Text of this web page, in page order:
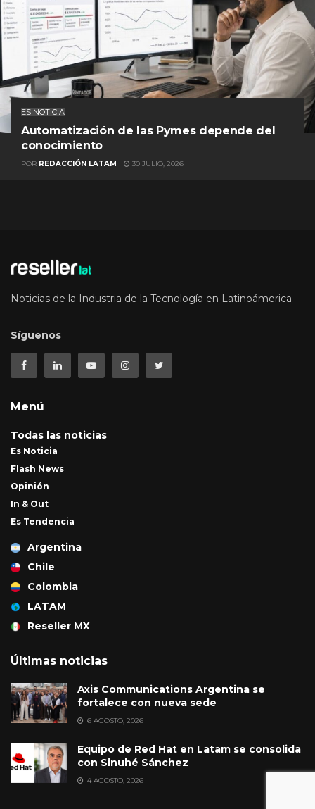
ES NOTICIA
Automatización de las Pymes depende del
conocimiento
POR REDACCIÓN LATAM 30 JULIO, 2026
Noticias de la Industria de la Tecnología en Latinoámerica
Síguenos
Menú
Todas las noticias
Es Noticia
Flash News
Opinión
In & Out
Es Tendencia
Argentina
Chile
Colombia
LATAM
Reseller MX
Últimas noticias
Axis Communications Argentina se
fortalece con nueva sede
6 AGOSTO, 2026
Equipo de Red Hat en Latam se consolida
con Sinuhé Sánchez
4 AGOSTO, 2026